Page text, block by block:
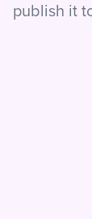
publish it